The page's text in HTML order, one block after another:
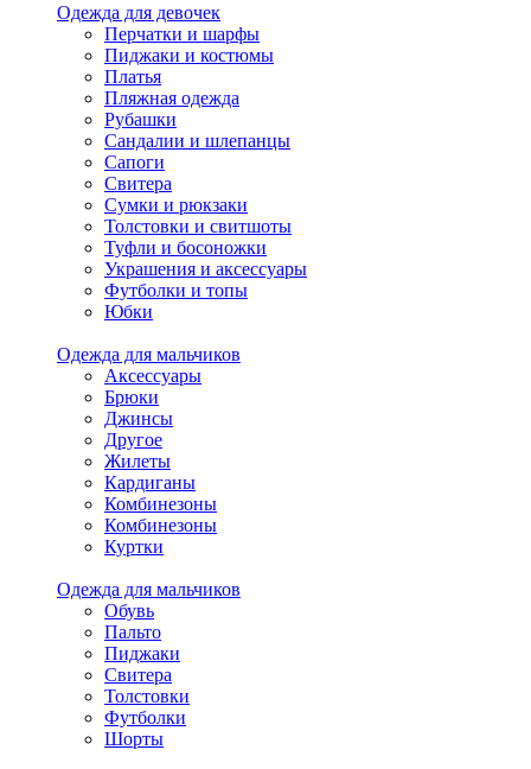
Одежда для девочек
Перчатки и шарфы
Пиджаки и костюмы
Платья
Пляжная одежда
Рубашки
Сандалии и шлепанцы
Сапоги
Свитера
Сумки и рюкзаки
Толстовки и свитшоты
Туфли и босоножки
Украшения и аксессуары
Футболки и топы
Юбки
Одежда для мальчиков
Аксессуары
Брюки
Джинсы
Другое
Жилеты
Кардиганы
Комбинезоны
Комбинезоны
Куртки
Одежда для мальчиков
Обувь
Пальто
Пиджаки
Свитера
Толстовки
Футболки
Шорты